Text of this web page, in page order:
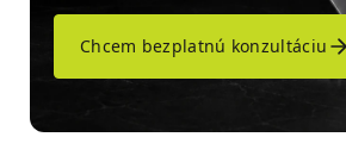
Chcem bezplatnú konzultáciu